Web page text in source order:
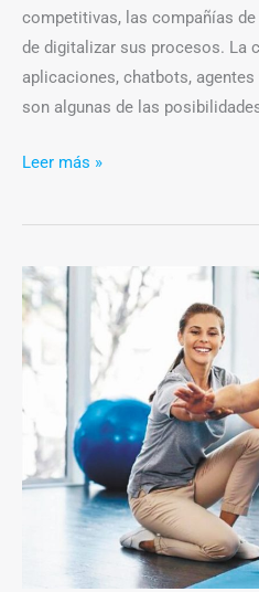
competitivas, las compañías
de digitalizar sus procesos. La
aplicaciones, chatbots,
son algunas de las
Leer más »
La
actividad
en
mayores:
qué
elegir